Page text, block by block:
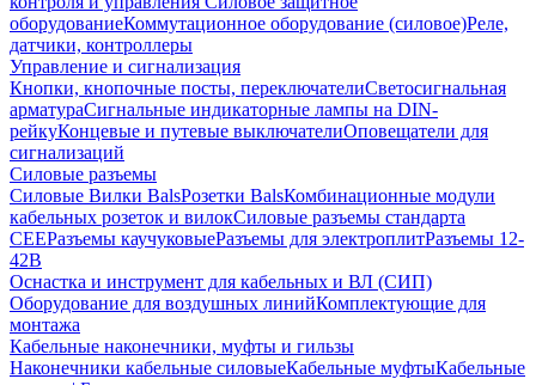
оборудованиеКоммутационное оборудование (силовое)Реле,
датчики, контроллеры
Управление и сигнализация
Кнопки, кнопочные посты, переключателиСветосигнальная
арматураСигнальные индикаторные лампы на DIN-
рейкуКонцевые и путевые выключателиОповещатели для
сигнализаций
Силовые разъемы
Силовые Вилки BalsРозетки BalsКомбинационные модули
кабельных розеток и вилокСиловые разъемы стандарта
CEEРазъемы каучуковыеРазъемы для электроплитРазъемы 12-
42В
Оснастка и инструмент для кабельных и ВЛ (СИП)
Оборудование для воздушных линийКомплектующие для
монтажа
Кабельные наконечники, муфты и гильзы
Наконечники кабельные силовыеКабельные муфтыКабельные